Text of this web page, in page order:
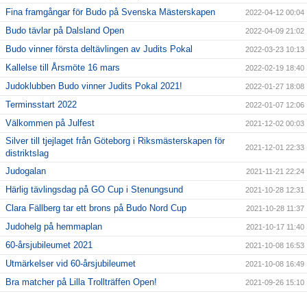
Fina framgångar för Budo på Svenska Mästerskapen 2022-04-12 00:04
Budo tävlar på Dalsland Open 2022-04-09 21:02
Budo vinner första deltävlingen av Judits Pokal 2022-03-23 10:13
Kallelse till Årsmöte 16 mars 2022-02-19 18:40
Judoklubben Budo vinner Judits Pokal 2021! 2022-01-27 18:08
Terminsstart 2022 2022-01-07 12:06
Välkommen på Julfest 2021-12-02 00:03
Silver till tjejlaget från Göteborg i Riksmästerskapen för
distriktslag
2021-12-01 22:33
Judogalan 2021-11-21 22:24
Härlig tävlingsdag på GO Cup i Stenungsund 2021-10-28 12:31
Clara Fällberg tar ett brons på Budo Nord Cup 2021-10-28 11:37
Judohelg på hemmaplan 2021-10-17 11:40
60-årsjubileumet 2021 2021-10-08 16:53
Utmärkelser vid 60-årsjubileumet 2021-10-08 16:49
Bra matcher på Lilla Trollträffen Open! 2021-09-26 15:10